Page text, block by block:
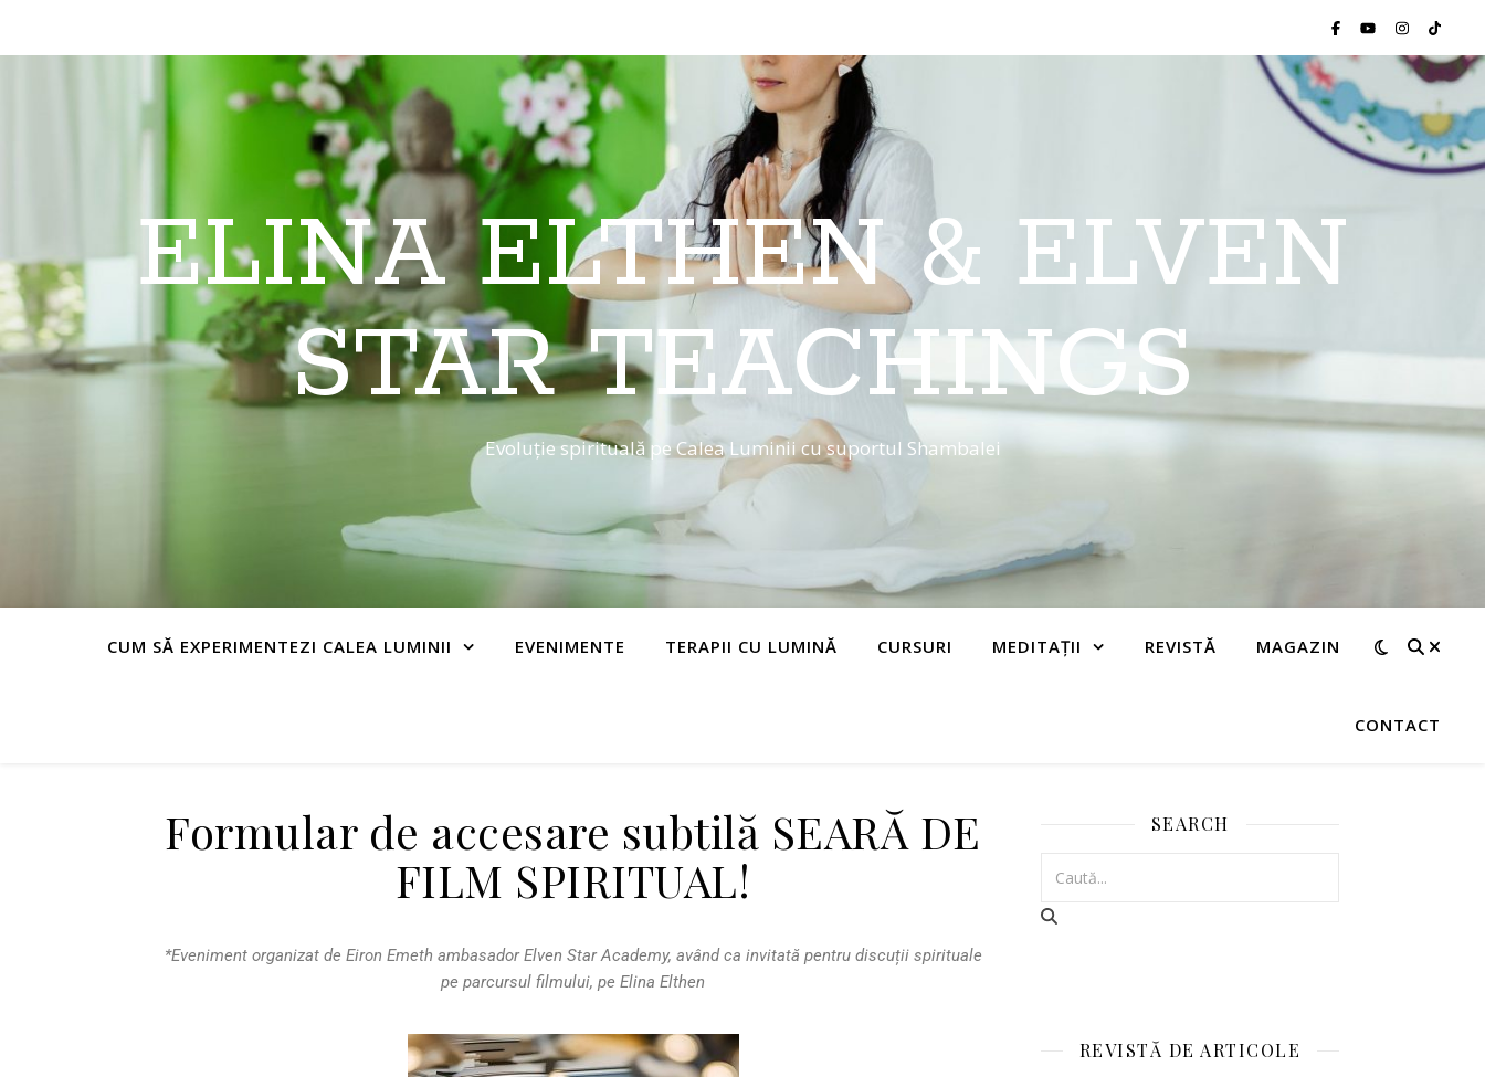
ELINA ELTHEN & ELVEN
STAR TEACHINGS
Evoluție spirituală pe Calea Luminii cu suportul Shambalei
CUM SĂ EXPERIMENTEZI CALEA LUMINII EVENIMENTE TERAPII CU LUMINĂ CURSURI MEDITAȚII REVISTĂ MAGAZIN
CONTACT
Formular de accesare subtilă SEARĂ DE
FILM SPIRITUAL!
*Eveniment organizat de Eiron Emeth ambasador Elven Star Academy, având ca invitată pentru discuții spirituale
pe parcursul filmului, pe Elina Elthen
SEARCH
REVISTĂ DE ARTICOLE